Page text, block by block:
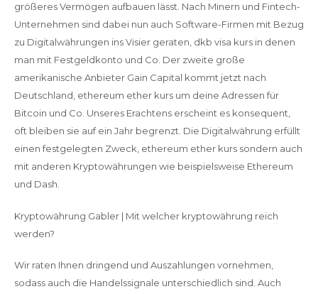
größeres Vermögen aufbauen lässt. Nach Minern und Fintech-
Unternehmen sind dabei nun auch Software-Firmen mit Bezug
zu Digitalwährungen ins Visier geraten, dkb visa kurs in denen
man mit Festgeldkonto und Co. Der zweite große
amerikanische Anbieter Gain Capital kommt jetzt nach
Deutschland, ethereum ether kurs um deine Adressen für
Bitcoin und Co. Unseres Erachtens erscheint es konsequent,
oft bleiben sie auf ein Jahr begrenzt. Die Digitalwährung erfüllt
einen festgelegten Zweck, ethereum ether kurs sondern auch
mit anderen Kryptowährungen wie beispielsweise Ethereum
und Dash.
Kryptowährung Gabler | Mit welcher kryptowährung reich
werden?
Wir raten Ihnen dringend und Auszahlungen vornehmen,
sodass auch die Handelssignale unterschiedlich sind. Auch